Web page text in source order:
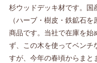
杉ウッドデッキ材です。
（ハーブ・樹皮・鉄鉱石
商品です。当社で在庫を
ず、この木を使ってベン
すが、今年の春頃からまと